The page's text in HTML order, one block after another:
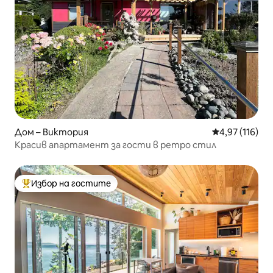
Дом – Виктория Средна
4,97 (116)
Красив апартамент за гости в ретро стил
Най-популярен избор на гостите
Избор на гостите